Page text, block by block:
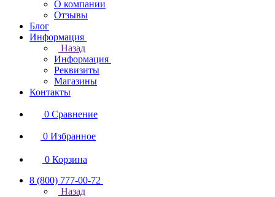
О компании
Отзывы
Блог
Информация
Назад
Информация
Реквизиты
Магазины
Контакты
0 Сравнение
0 Избранное
0 Корзина
8 (800) 777-00-72
Назад